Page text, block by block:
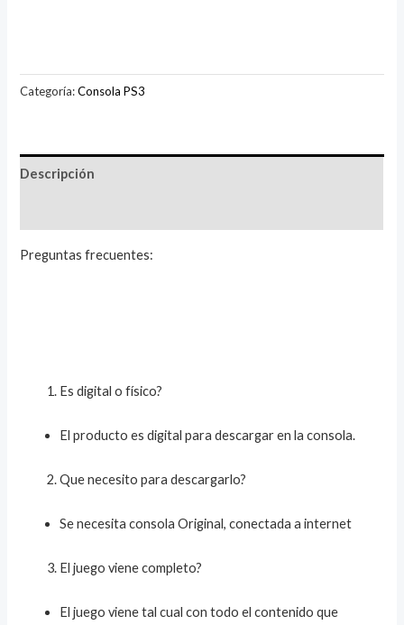
Categoría:Consola PS3
Descripción
Preguntas frecuentes:
Es digital o físico?
El producto es digital para descargar en la consola.
Que necesito para descargarlo?
Se necesita consola Original, conectada a internet
El juego viene completo?
El juego viene tal cual con todo el contenido que